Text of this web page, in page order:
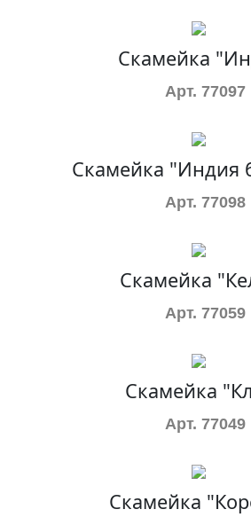
Скамейка
Арт. 77097
Скамейка "Индия
Арт. 77098
Скамейка
Арт. 77059
Скамейка
Арт. 77049
Скамейка